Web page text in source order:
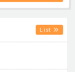
List